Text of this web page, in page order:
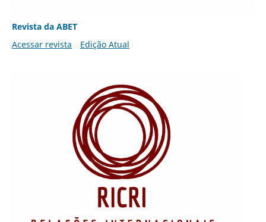
Revista da ABET
Acessar revista
Edição Atual